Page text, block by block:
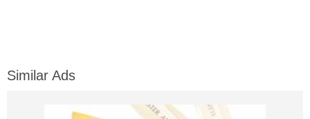
Similar Ads